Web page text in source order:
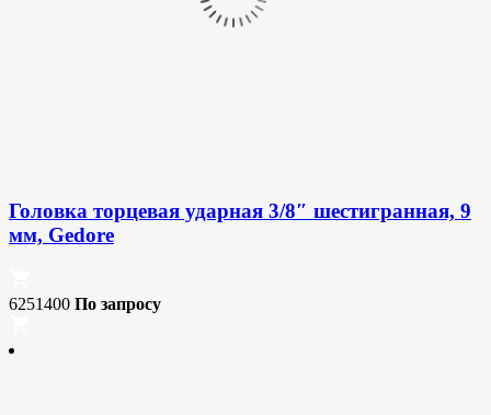
Головка торцевая ударная 3/8″ шестигранная, 9
мм, Gedore
6251400 По запросу